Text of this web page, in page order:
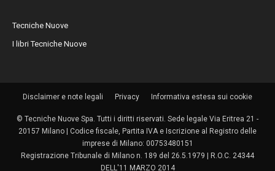
Tecniche Nuove
I libri Tecniche Nuove
Disclaimer e note legali Privacy Informativa estesa sui cookie
© Tecniche Nuove Spa. Tutti i diritti riservati. Sede legale Via Eritrea 21 -
20157 Milano | Codice fiscale, Partita IVA e Iscrizione al Registro delle
imprese di Milano: 00753480151
Registrazione Tribunale di Milano n. 189 del 26.5.1979 | R.O.C. 24344
DELL'11 MARZO 2014